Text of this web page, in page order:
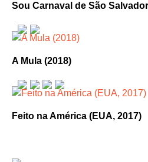
Sou Carnaval de São
A Mula (2018)
Feito na América (EUA, 2017)